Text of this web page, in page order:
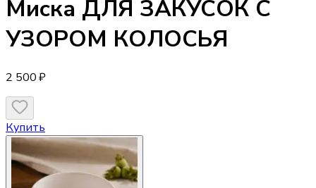
Миска ДЛЯ ЗАКУСОК С
УЗОРОМ КОЛОСЬЯ
2 500 ₽
Купить